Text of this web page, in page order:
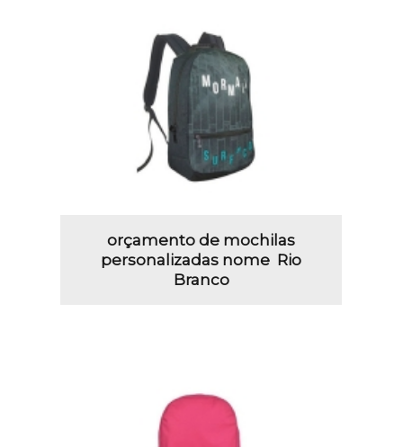
orçamento de mochilas
personalizadas nome Rio
Branco